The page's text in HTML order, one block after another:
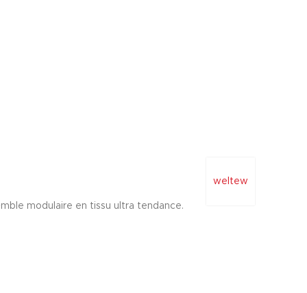
weltew
modulaire en tissu ultra tendance.